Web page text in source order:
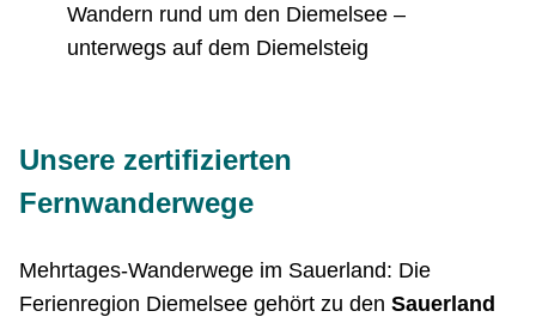
Wandern rund um den Diemelsee –
unterwegs auf dem Diemelsteig
Unsere zertifizierten
Fernwanderwege
Mehrtages-Wanderwege im Sauerland: Die
Ferienregion Diemelsee gehört zu den Sauerland